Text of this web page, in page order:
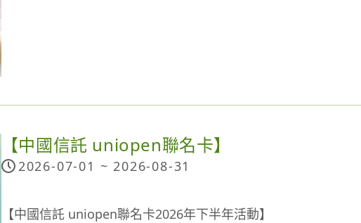
全家人都愛吃的口味
看影片成為料理達人 👩‍🍳
【中國信託 uniopen聯名卡】
2026-07-01 ~ 2026-08-31
【中國信託 uniopen聯名卡2026年下半年活動】